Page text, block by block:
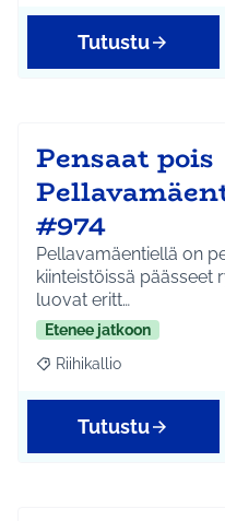
Tutustu
Pensaat pois
#974
Pellavamäentiellä on
kiinteistöissä päässeet
luovat eritt…
Etenee jatkoon
Rajaa tulokset aihepiirin
Riihikallio
Tutustu